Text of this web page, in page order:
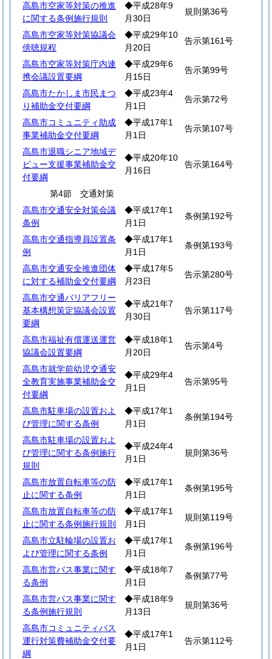
高島市空家等対策の推進
に関する条例施行規則
◆平成28年9
月30日
規則第36号
高島市空家等対策協議会
傍聴規程
◆平成29年10
月20日
告示第161号
高島市空家等対策庁内連
携会議設置要綱
◆平成29年6
月15日
告示第99号
高島市たかしま市民まつ
り補助金交付要綱
◆平成23年4
月1日
告示第72号
高島市コミュニティ助成
事業補助金交付要綱
◆平成17年1
月1日
告示第107号
高島市退職シニア地域デ
ビュー支援事業補助金交
付要綱
◆平成20年10
月16日
告示第164号
第4節 交通対策
高島市交通安全対策会議
条例
◆平成17年1
月1日
条例第192号
高島市交通指導員設置条
例
◆平成17年1
月1日
条例第193号
高島市交通安全推進団体
に対する補助金交付要綱
◆平成17年5
月23日
告示第280号
高島市交通バリアフリー
基本構想策定協議会設置
要綱
◆平成21年7
月30日
告示第117号
高島市福祉有償運送運営
協議会設置要綱
◆平成18年1
月20日
告示第4号
高島市就学前幼児交通安
全教育実施事業補助金交
付要綱
◆平成29年4
月1日
告示第95号
高島市駐車場の設置およ
び管理に関する条例
◆平成17年1
月1日
条例第194号
高島市駐車場の設置およ
び管理に関する条例施行
規則
◆平成24年4
月1日
規則第36号
高島市放置自転車等の防
止に関する条例
◆平成17年1
月1日
条例第195号
高島市放置自転車等の防
止に関する条例施行規則
◆平成17年1
月1日
規則第119号
高島市立駐輪場の設置お
よび管理に関する条例
◆平成17年1
月1日
条例第196号
高島市営バス事業に関す
る条例
◆平成18年7
月1日
条例第77号
高島市営バス事業に関す
る条例施行規則
◆平成18年9
月13日
規則第36号
高島市コミュニティバス
運行対策費補助金交付要
綱
◆平成17年1
月1日
告示第112号